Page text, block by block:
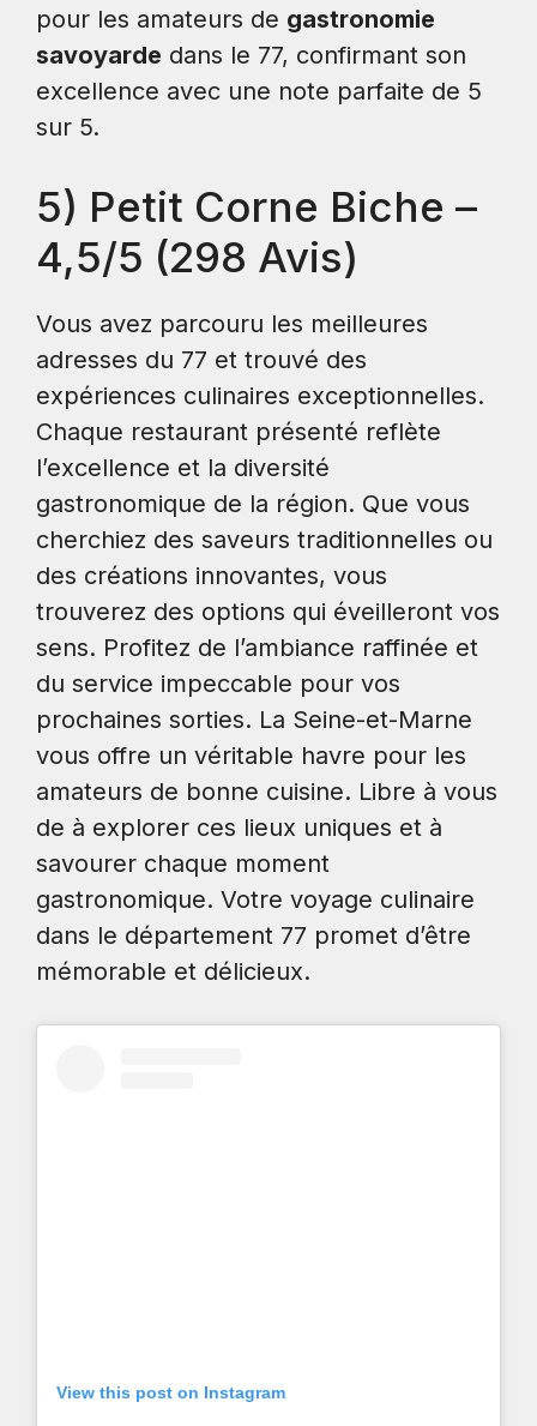
pour les amateurs de gastronomie
savoyarde dans le 77, confirmant son
excellence avec une note parfaite de 5
sur 5.
5) Petit Corne Biche –
4,5/5 (298 Avis)
Vous avez parcouru les meilleures
adresses du 77 et trouvé des
expériences culinaires exceptionnelles.
Chaque restaurant présenté reflète
l’excellence et la diversité
gastronomique de la région. Que vous
cherchiez des saveurs traditionnelles ou
des créations innovantes, vous
trouverez des options qui éveilleront vos
sens. Profitez de l’ambiance raffinée et
du service impeccable pour vos
prochaines sorties. La Seine-et-Marne
vous offre un véritable havre pour les
amateurs de bonne cuisine. Libre à vous
de à explorer ces lieux uniques et à
savourer chaque moment
gastronomique. Votre voyage culinaire
dans le département 77 promet d’être
mémorable et délicieux.
View this post on Instagram